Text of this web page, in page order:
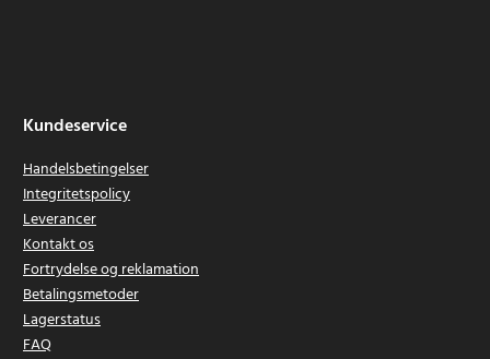
Kundeservice
Handelsbetingelser
Integritetspolicy
Leverancer
Kontakt os
Fortrydelse og reklamation
Betalingsmetoder
Lagerstatus
FAQ